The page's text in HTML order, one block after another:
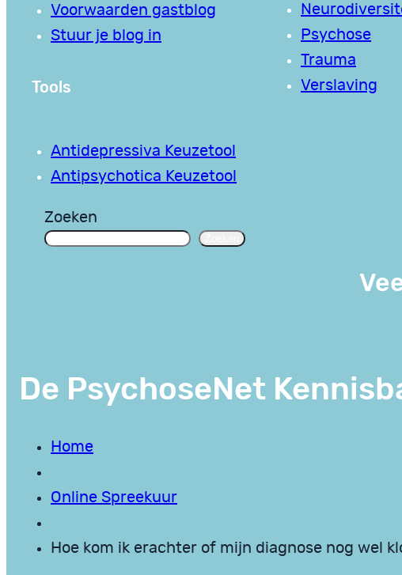
Voorwaarden gastblog
Stuur je blog in
Tools
Antidepressiva Keuzetool
Antipsychotica Keuzetool
Psychose
Trauma
Verslaving
Zoeken
De PsychoseNet
Home
Online Spreekuur
Hoe kom ik erachter of mijn diagnose nog wel